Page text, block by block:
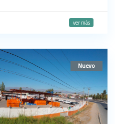
ver más
Nuevo